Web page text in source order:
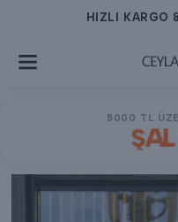
HIZLI KARGO
5000 TL